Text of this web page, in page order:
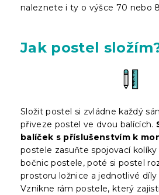
naleznete i ty o výšce 70 nebo
Jak postel
Složit postel si zvládne každý
přiveze postel ve dvou balících.
balíček s příslušenstvím k
postele zasuňte spojovací
bočnic postele, poté si postel
prostoru ložnice a jednotlivé
Vznikne rám postele, který